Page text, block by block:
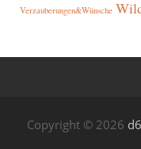
Verzauberungen&Wünsche
Copyright © 2026